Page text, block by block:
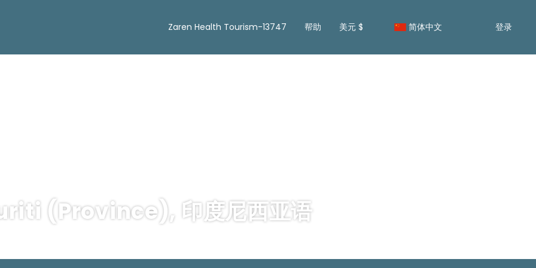
Zaren Health Tourism-13747 帮助 美元 $ 简体中文 登录
(Province), 印度尼西亚语